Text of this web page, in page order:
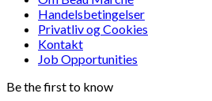
Handelsbetingelser
Privatliv og Cookies
Kontakt
Job Opportunities
Be the first to know